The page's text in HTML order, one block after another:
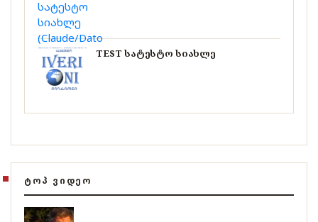
TEST სატესტო სიახლე
ᲢᲝᲞ ᲕᲘᲓᲔᲝ